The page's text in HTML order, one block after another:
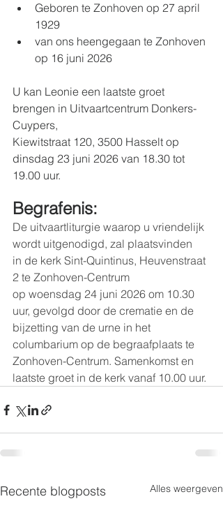
Geboren te Zonhoven op 27 april
1929
van ons heengegaan te Zonhoven
op 16 juni 2026
U kan Leonie een laatste groet
brengen in Uitvaartcentrum Donkers-
Cuypers,
Kiewitstraat 120, 3500 Hasselt op
dinsdag 23 juni 2026 van 18.30 tot
19.00 uur.
Begrafenis:
De uitvaartliturgie waarop u vriendelijk
wordt uitgenodigd, zal plaatsvinden
in de kerk Sint-Quintinus, Heuvenstraat
2 te Zonhoven-Centrum
op woensdag 24 juni 2026 om 10.30
uur, gevolgd door de crematie en de
bijzetting van de urne in het
columbarium op de begraafplaats te
Zonhoven-Centrum. Samenkomst en
laatste groet in de kerk vanaf 10.00 uur.
Recente blogposts Alles weergeven